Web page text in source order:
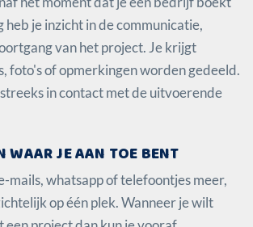
je inzicht in de communicatie,
van het project. Je krijgt
foto's of opmerkingen worden gedeeld.
in contact met de uitvoerende
WAAR JE AAN TOE BENT
mails, whatsapp of telefoontjes meer,
op één plek. Wanneer je wilt